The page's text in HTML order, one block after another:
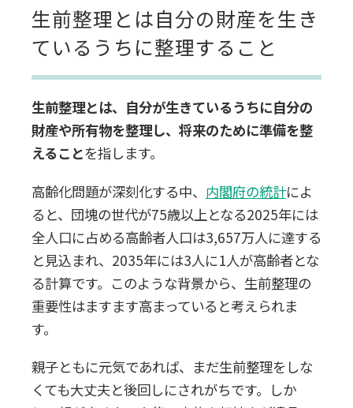
40代から始める生前整理
50代から始める生前整理
60代以上から始める生前整理
生前整理のやること5選
1.重要書類の整理と保管
2.財産目録を作成する
3.デジタル資産を一覧にして管理する
5.エンディングノートを作成する
生前整理とは自分の財産を生き
ているうちに整理すること
生前整理とは、自分が生きているうちに自分の
財産や所有物を整理し、将来のために準備を整
えることを指します。
高齢化問題が深刻化する中、 内閣府の統計によ
ると、団塊の世代が75歳以上となる2025年には
全人口に占める高齢者人口は3,657万人に達する
と見込まれ、 2035年には3人に1人が高齢者とな
る計算です。このような背景から、生前整理の
重要性はますます高まっていると考えられま
す。
親子ともに元気であれば、まだ生前整理をしな
くても大丈夫と後回しにされがちです。しか